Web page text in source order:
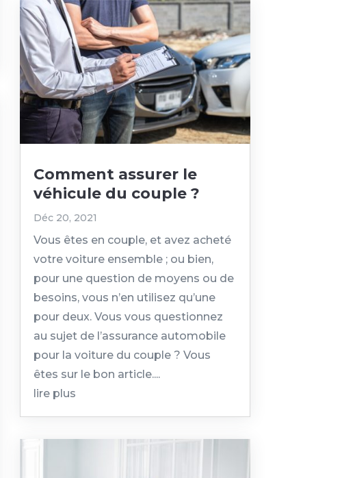
Comment assurer le
véhicule du couple ?
Déc 20, 2021
Vous êtes en couple, et avez acheté
votre voiture ensemble ; ou bien,
pour une question de moyens ou de
besoins, vous n’en utilisez qu’une
pour deux. Vous vous questionnez
au sujet de l’assurance automobile
pour la voiture du couple ? Vous
êtes sur le bon article....
lire plus